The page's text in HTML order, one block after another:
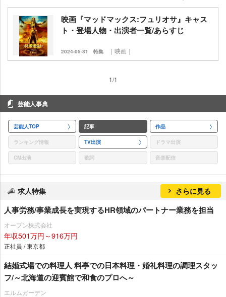
映画『マッドマックス:フュリオサ』キャス
ト・登場人物・出演者一覧/あらすじ
2024-05-31 特集 ｜映画｜
1/1
芸能人事典
芸能人TOP 記事 作品
ランキング情報 TV出演 ドラマ出演
CM出演 歌詞 音楽配信
求人特集 さらに見る
人事労務/事業成長を実現するHR領域のパートナー業務を担当
オープン株式会社
年収501万円～916万円
正社員 / 東京都
結婚式場での料理人 料亭での日本料理・婚礼料理の調理スタッ
フ/～北海道の迎賓館で和食のプロへ～
エルムガーデン